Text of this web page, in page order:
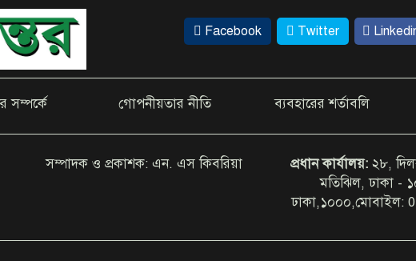
Facebook Twitter
সম্পর্কে গোপনীয়তার নীতি ব্যবহারের শর্তাবলি
সম্পাদক ও প্রকাশক: এন. এস কিবরিয়া প্রধান কার্যালয়:২৮,
মতিঝিল, ঢাকা -
ঢাকা,১০০০,মোবাইল: